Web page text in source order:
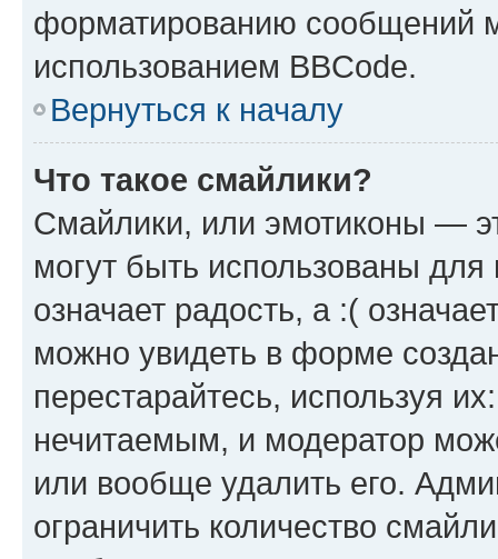
форматированию сообщений
использованием BBCode.
Вернуться к началу
Что такое смайлики?
Смайлики, или эмотиконы —
могут быть использованы
означает радость, а :(
можно увидеть в форме
перестарайтесь, используя
нечитаемым, и модератор
или вообще удалить его.
ограничить количество